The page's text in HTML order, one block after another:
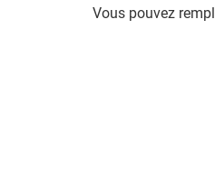
Vous pouvez